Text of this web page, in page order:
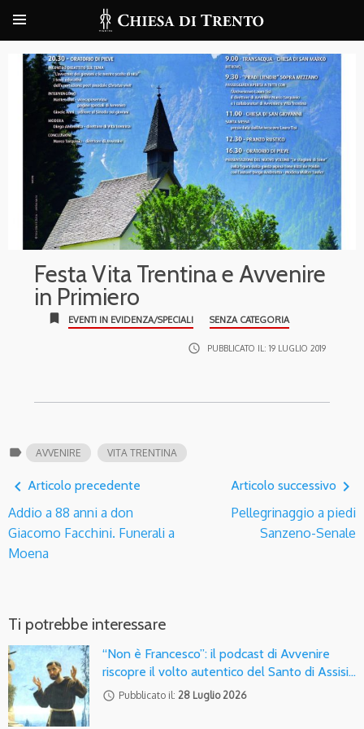
Festa Vita Trentina e Avvenire
in Primiero
bookmark EVENTI IN EVIDENZA/SPECIALI SENZA CATEGORIA
access_time PUBBLICATO IL: 19 LUGLIO 2019
label AVVENIRE VITA TRENTINA
navigate_before Articolo precedente
Addio a 88 anni a don
Giacomo Facchini. Funerali a
Moena
Articolo successivo navigate_next
Pellegrinaggio a piedi
Sanzeno-Senale
Ti potrebbe interessare
“Non è Francesco”: il podcast di Avvenire
riscopre il volto autentico del Santo di Assisi…
access_time Pubblicato il: 28 Luglio 2026